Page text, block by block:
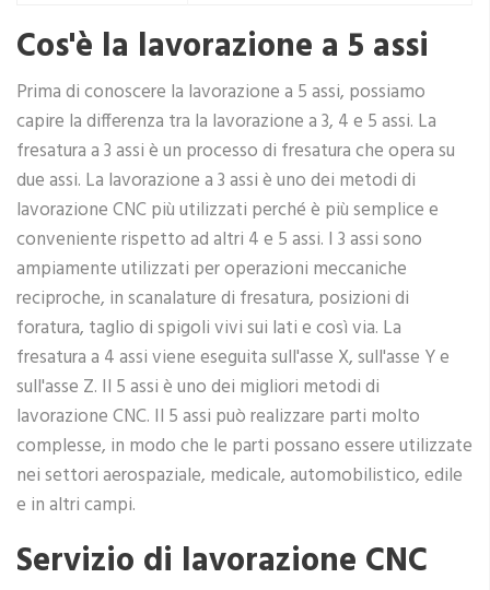
Cos'è la lavorazione a 5 assi
Prima di conoscere la lavorazione a 5 assi, possiamo
capire la differenza tra la lavorazione a 3, 4 e 5 assi. La
fresatura a 3 assi è un processo di fresatura che opera su
due assi. La lavorazione a 3 assi è uno dei metodi di
lavorazione CNC più utilizzati perché è più semplice e
conveniente rispetto ad altri 4 e 5 assi. I 3 assi sono
ampiamente utilizzati per operazioni meccaniche
reciproche, in scanalature di fresatura, posizioni di
foratura, taglio di spigoli vivi sui lati e così via. La
fresatura a 4 assi viene eseguita sull'asse X, sull'asse Y e
sull'asse Z. Il 5 assi è uno dei migliori metodi di
lavorazione CNC. Il 5 assi può realizzare parti molto
complesse, in modo che le parti possano essere utilizzate
nei settori aerospaziale, medicale, automobilistico, edile
e in altri campi.
Servizio di lavorazione CNC